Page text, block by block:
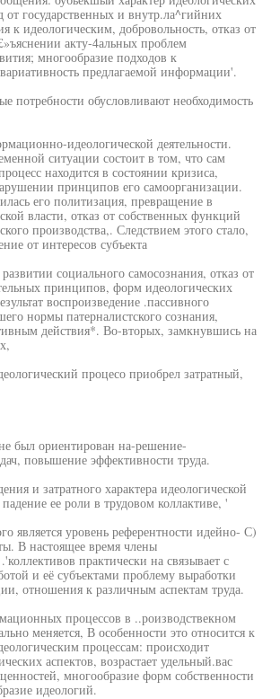
государственных и внутр.ла^гийних
к идеологическим, добровольность, отказ от
акту-4альных проблем
многообразие подходов к
предлагаемой информации'.
потребности обусловливают необходимость
идеологической деятельности.
ситуации состоит в том, что сам
находится в состоянии кризиса,
принципов его самоорганизации.
его политизация, превращение в
власти, отказ от собственных функций
производства,. Следствием этого стало,
от интересов субъекта
социального самосознания, отказ от
принципов, форм идеологических
воспроизведение .пассивного
нормы патерналистского сознания,
действия*. Во-вторых, замкнувшись на
процесо приобрел затратный,
был ориентирован на-решение-
повышение эффективности труда.
и затратного характера идеологической
падение ее роли в трудовом коллактиве, '
является уровень референтности идейно- С)
В настоящее время члены
практически на связывает с
и её субъектами проблему выработки
отношения к различным аспектам труда.
процессов в ..роизводствекном
меняется, В особенности это относится к
процессам: происходит
аспектов, возрастает удельный.вас
многообразие форм собственности
идеологий.